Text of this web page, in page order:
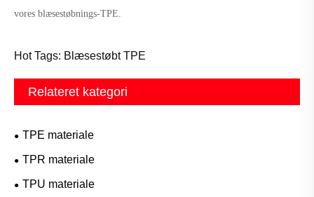
vores blæsestøbnings-TPE.
Hot Tags: Blæsestøbt TPE
Relateret kategori
TPE materiale
TPR materiale
TPU materiale